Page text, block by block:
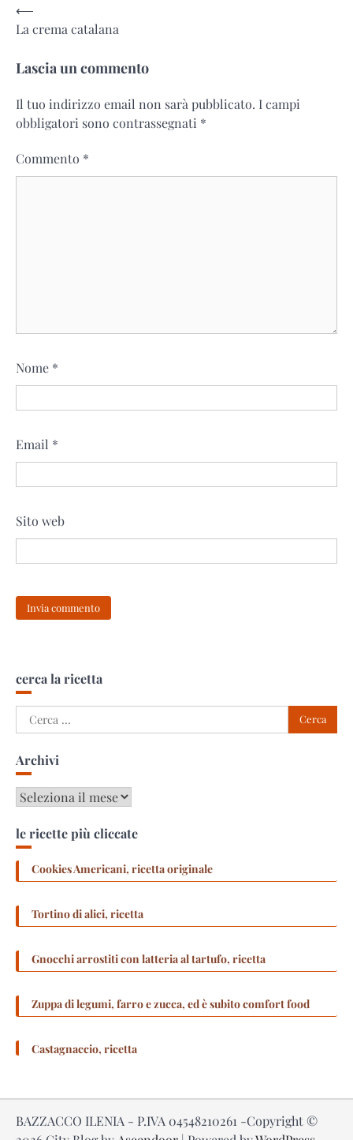
Navigazione
articoli
⟵
La crema catalana
Lascia un commento
Il tuo indirizzo email non sarà pubblicato. I campi
obbligatori sono contrassegnati *
Commento *
Nome *
Email *
Sito web
cerca la ricetta
Ricerca
per:
Archivi
Archivi
le ricette più cliccate
Cookies Americani, ricetta originale
Tortino di alici, ricetta
Gnocchi arrostiti con latteria al tartufo, ricetta
Zuppa di legumi, farro e zucca, ed è subito comfort food
Castagnaccio, ricetta
BAZZACCO ILENIA - P.IVA 04548210261 -Copyright ©